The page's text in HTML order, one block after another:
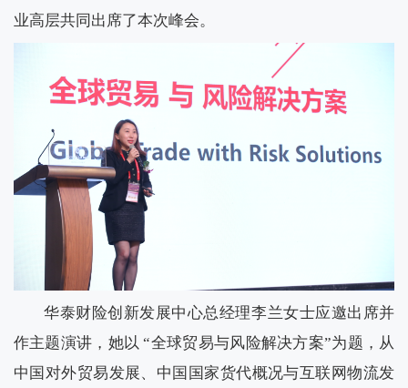
业高层共同出席了本次峰会。
华泰财险创新发展中心总经理李兰女士应邀出席并
作主题演讲，她以 “全球贸易与风险解决方案”为题，从
中国对外贸易发展、中国国家货代概况与互联网物流发